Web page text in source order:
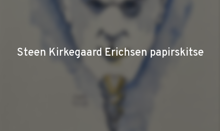
Steen Kirkegaard Erichsen papirskitse